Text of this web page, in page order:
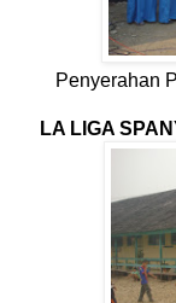
Penyerahan
LA LIGA